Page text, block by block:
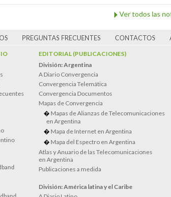
Ver todos las
PREGUNTAS FRECUENTES CONTACTOS
EDITORIAL (PUBLICACIONES)
División: Argentina
A Diario Convergencia
Convergencia Telemática
Convergencia Documentos
Mapas de Convergencia
Mapas de Alianzas de Telecomunicaciones
en Argentina
Mapa de Internet en Argentina
Mapa del Espectro en Argentina
Atlas y Anuario de las Telecomunicaciones
en Argentina
Publicaciones a medida
División: América latina y el Caribe